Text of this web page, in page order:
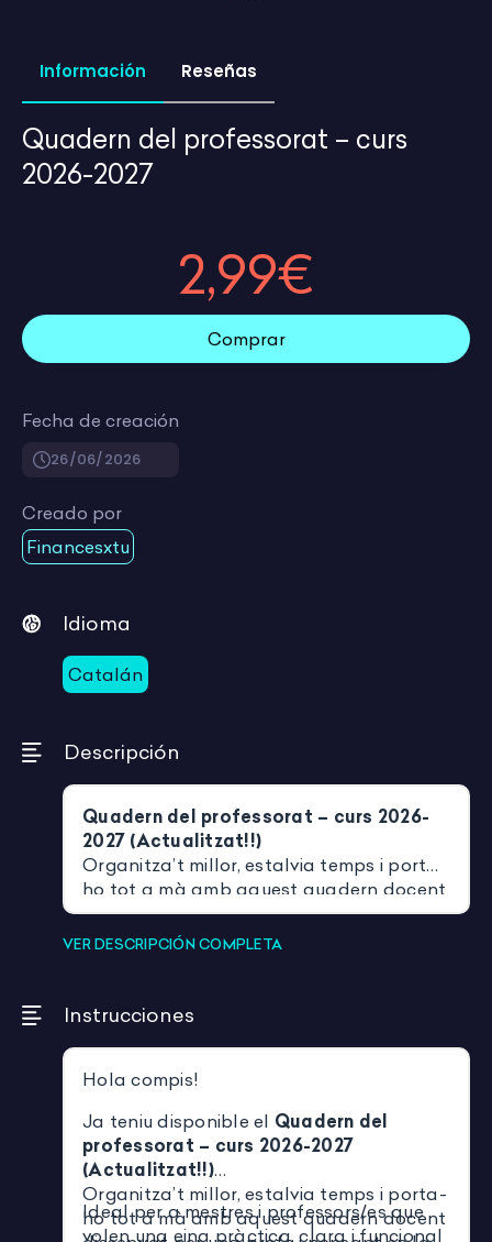
Información Reseñas
Quadern del professorat – curs
2026-2027
Fecha de creación
26/06/2026
Creado por
Financesxtu
Idioma
Catalán
Descripción
Quadern del professorat – curs 2026-
2027 (Actualitzat!!)
Organitza’t millor, estalvia temps i porta-
ho tot a mà amb aquest quadern docent
dissenyat per una profe i pensant en la
nostra realitat a l’aula.
VER DESCRIPCIÓN COMPLETA
Instrucciones
Hola compis!
Ja teniu disponible el Quadern del
professorat – curs 2026-2027
(Actualitzat!!)
Organitza’t millor, estalvia temps i porta-
ho tot a mà amb aquest quadern docent
Ideal per a mestres i professors/es que
volen una eina pràctica, clara i funcional
2,99€
Comprar